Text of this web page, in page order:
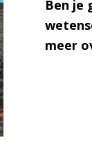
Ben je
meer